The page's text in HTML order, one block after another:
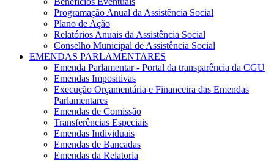
Programação Anual da Assistência Social
Plano de Ação
Relatórios Anuais da Assistência Social
Conselho Municipal de Assistência Social
EMENDAS PARLAMENTARES
Emenda Parlamentar - Portal da transparência da CGU
Emendas Impositivas
Execução Orçamentária e Financeira das Emendas
Parlamentares
Emendas de Comissão
Transferências Especiais
Emendas Individuais
Emendas de Bancadas
Emendas da Relatoria